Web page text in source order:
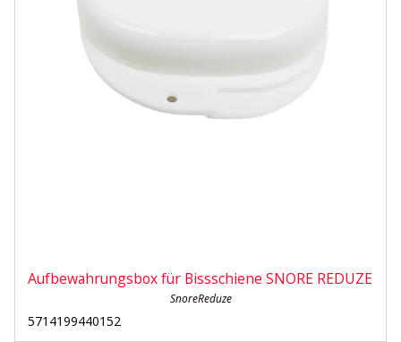
Aufbewahrungsbox für Bissschiene SNORE REDUZE
SnoreReduze
5714199440152